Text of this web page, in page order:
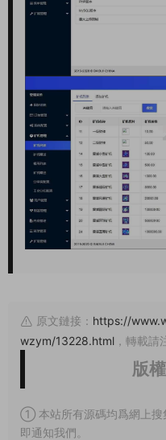
原文鏈接： https://
wzym/13228.html ，轉載請
版
① 本站所有源碼均爲網上搜
即通知我們。